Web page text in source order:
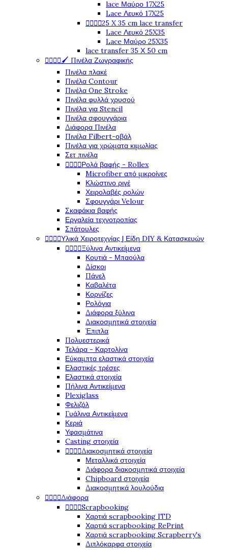
lace Μαύρο 17X25
Lace Λευκό 17X25
25 X 35 cm lace transfer
Lace Λευκό 25X35
Lace Μαύρο 25X35
lace transfer 35 Χ 50 cm
🖌️ Πινέλα Ζωγραφικής
Πινέλα πλακέ
Πινέλα Contour
Πινέλα One Stroke
Πινέλα φυλλά χρυσού
Πινέλα για Stencil
Πινέλα σφουγγάρια
Διάφορα Πινέλα
Πινέλα Filbert-οβάλ
Πινέλα για χρώματα κιμωλίας
Σετ πινέλα
Ρολά βαφής - Rollex
Microfiber από μικροίνες
Κλώστινο ριγέ
Χειρολαβές ρολών
Σφουγγάρι Velour
Σκαφάκια βαφής
Εργαλεία τεχνοτροπίας
Σπάτουλες
Υλικά Χειροτεχνίας | Είδη DIY & Κατασκευών
Ξύλινα Αντικείμενα
Κουτιά - Μπαούλα
Δίσκοι
Πάνελ
Καβαλέτα
Κορνίζες
Ρολόγια
Διάφορα ξύλινα
Διακοσμητικά στοιχεία
Έπιπλα
Πολυεστερικά
Τελάρα - Καρτολίνα
Εύκαμπτα ελαστικά στοιχεία
Ελαστικές τρέσες
Ελαστικά στοιχεία
Πήλινα Αντικείμενα
Plexiglass
Φελιζόλ
Γυάλινα Αντικείμενα
Κεριά
Υφασμάτινα
Casting στοιχεία
Διακοσμητικά στοιχεία
Μεταλλικά στοιχεία
Διάφορα διακοσμητικά στοιχεία
Chipboard στοιχεία
Διακοσμητικά λουλούδια
Διάφορα
Scrapbooking
Χαρτιά scrapbooking ITD
Χαρτιά scrapbooking RePrint
Χαρτιά scrapbooking Scrapberry's
Διπλόκαρφα στοιχεία